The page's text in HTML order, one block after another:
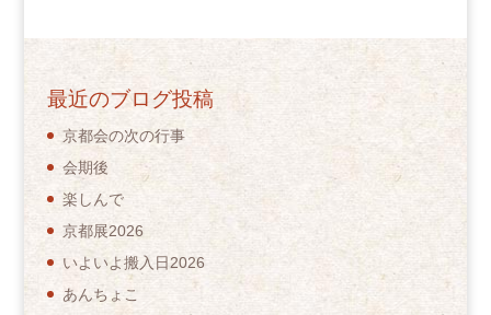
最近のブログ投稿
京都会の次の行事
会期後
楽しんで
京都展2026
いよいよ搬入日2026
あんちょこ